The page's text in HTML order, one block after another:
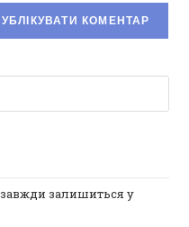
залишиться у